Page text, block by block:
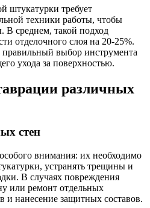
штукатурки требует
техники работы, чтобы
В среднем, такой подход
отделочного слоя на 20-25%.
выбор инструмента
ухода за поверхностью.
различных
стен
внимания: их необходимо
устранять трещины и
В случаях повреждения
или ремонт отдельных
и нанесение защитных составов.